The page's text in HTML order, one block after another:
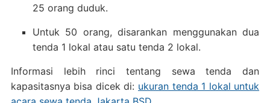
25 orang duduk.
Untuk 50 orang, disarankan menggunakan dua
tenda 1 lokal atau satu tenda 2 lokal.
Informasi lebih rinci tentang sewa tenda dan
kapasitasnya bisa dicek di: ukuran tenda 1 lokal untuk